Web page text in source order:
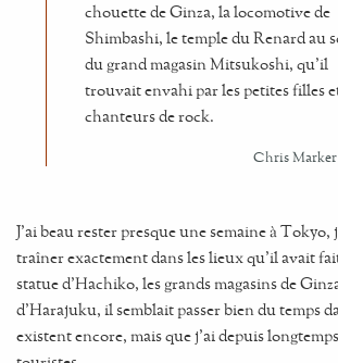
chouette de Ginza, la locomotive de
Shimbashi, le temple du Renard au
du grand magasin Mitsukoshi, qu’il
trouvait envahi par les petites filles
chanteurs de rock.
J'ai beau rester presque une semaine à Tokyo,
traîner exactement dans les lieux qu'il avait
statue d’Hachiko, les grands magasins de
d’Harajuku, il semblait passer bien du temps
existent encore, mais que j’ai depuis